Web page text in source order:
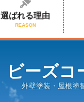
選ばれる理由
REASON
ビーズコ
外壁塗装・屋根塗